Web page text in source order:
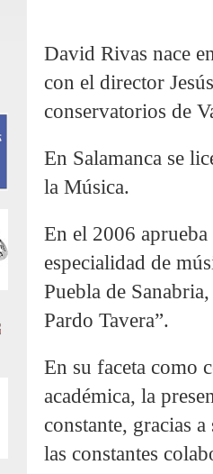
David Rivas nace
con el director
conservatorios de
En Salamanca se
la Música.
En el 2006
especialidad de
Puebla de
Pardo Tavera”.
En su faceta como
académica, la
constante, gracias
las constantes